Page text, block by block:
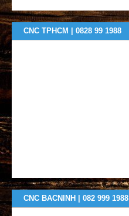
CNC TPHCM | 0828 99 1988
CNC BACNINH | 082 999 1988